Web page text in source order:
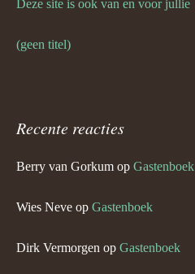
Deze site is ook van en voor jullie
(geen titel)
Recente reacties
Berry van Gorkum op Gastenboek
Wies Neve op Gastenboek
Dirk Vermorgen op Gastenboek